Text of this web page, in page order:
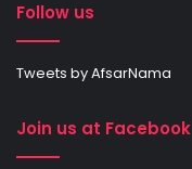
Follow us
Tweets by AfsarNama
Join us at Facebook